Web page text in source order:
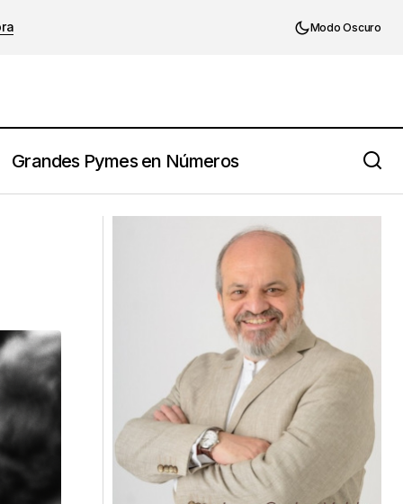
Modo Oscuro
Grandes Pymes en Números